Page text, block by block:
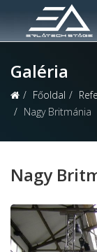
Galéria
Főoldal
Nagy Britmánia
Nagy